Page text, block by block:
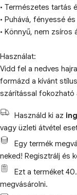
• Természetes tartás
• Puhává, fényessé
• Könnyű, nem zsíros
Használat:
Vidd fel a nedves
formázd a kívánt
szárítással fokozható
Használd ki az
vagy üzleti átvétel
Egy termék
neked! Regisztrálj és
Ezt a terméket
megvásárolni.